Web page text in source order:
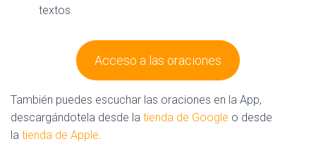
textos.
Acceso a las oraciones
También puedes escuchar las oraciones en la App,
descargándotela desde la tienda de Google o desde
la tienda de Apple.